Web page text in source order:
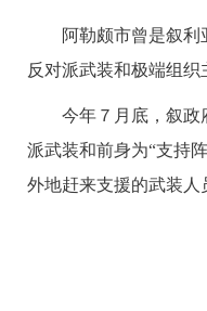
阿勒颇市曾是叙利亚
反对派武装和极端组织
今年７月底，叙政府
派武装和前身为“支持
外地赶来支援的武装人